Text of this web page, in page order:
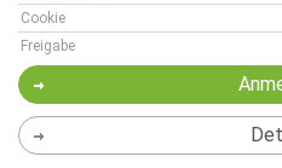
Cookie
Freigabe